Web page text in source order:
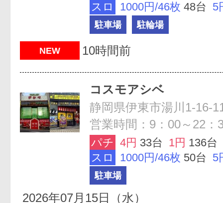
スロ
1000円/46枚 48台 5
駐車場 駐輪場
NEW 10時間前
コスモアシベ
静岡県伊東市湯川1-16-
営業時間：9：00～22：
パチ 4円 33台 1円 136台
スロ
1000円/46枚 50台 5
駐車場
2026年07月15日（水）